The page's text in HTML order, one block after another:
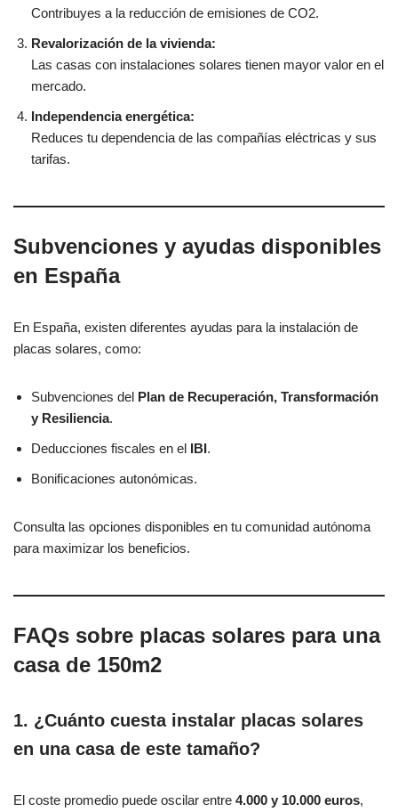
Contribuyes a la reducción de emisiones de CO2.
Revalorización de la vivienda:
Las casas con instalaciones solares tienen mayor valor en el
mercado.
Independencia energética:
Reduces tu dependencia de las compañías eléctricas y sus
tarifas.
Subvenciones y ayudas disponibles
en España
En España, existen diferentes ayudas para la instalación de
placas solares, como:
Subvenciones del Plan de Recuperación, Transformación
y Resiliencia.
Deducciones fiscales en el IBI.
Bonificaciones autonómicas.
Consulta las opciones disponibles en tu comunidad autónoma
para maximizar los beneficios.
FAQs sobre placas solares para una
casa de 150m2
1. ¿Cuánto cuesta instalar placas solares
en una casa de este tamaño?
El coste promedio puede oscilar entre 4.000 y 10.000 euros,